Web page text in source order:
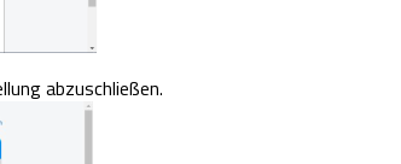
abzuschließen.